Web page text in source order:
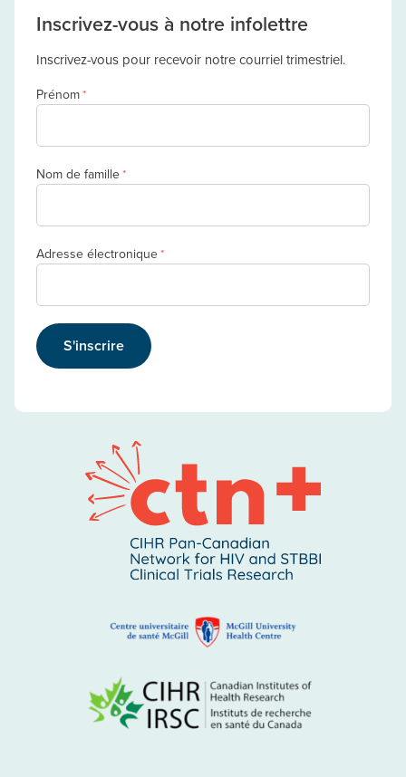
Inscrivez-vous à notre infolettre
Inscrivez-vous pour recevoir notre courriel trimestriel.
Prénom*
Nom de famille*
Adresse électronique*
S'inscrire